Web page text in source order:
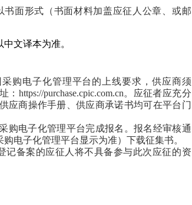
面形式（书面材料加盖应征人公章、或邮
文译本为准。
购电子化管理平台的上线要求，供应商须
purchase.cpic.com.cn。 应征者应充分
应商操作手册、供应商承诺书均可在平台门
购电子化管理平台完成报名。报名经审核通
电子化管理平台显示为准）下载征集书。
记备案的应征人将不具备参与此次应征的资